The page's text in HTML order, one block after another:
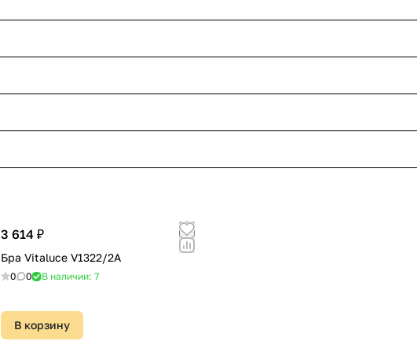
3 614 ₽
Бра Vitaluce V1322/2A
0 0 В наличии: 7
В корзину